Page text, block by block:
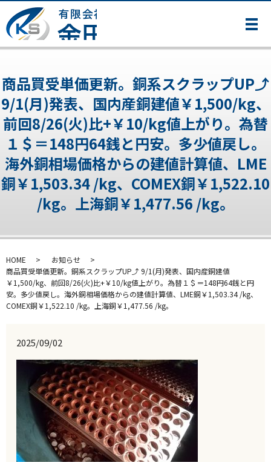
メ
商品買受単価更新。銅系スクラップUP⤴
9/1(月)発表、国内産銅建値￥1,500/kg、
前回8/26(火)比+￥10/kg値上がり。為替
１＄＝148円64銭と円安。多少値戻し。
海外銅相場価格からの建値計算値、LME
銅￥1,503.34 /kg、COMEX銅￥1,522.10
/kg。上海銅￥1,477.56 /kg。
HOME
お知らせ
商品買受単価更新。銅系スクラップUP⤴ 9/1(月)発表、国内産銅建値
￥1,500/kg、前回8/26(火)比+￥10/kg値上がり。為替１＄＝148円64銭と円
安。多少値戻し。海外銅相場価格からの建値計算値、LME銅￥1,503.34 /kg、
COMEX銅￥1,522.10 /kg。上海銅￥1,477.56 /kg。
2025/09/02